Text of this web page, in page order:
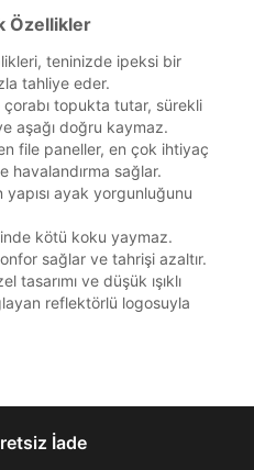
UNDER
Bankası
4
3
Özellikler
teninizde ipeksi bir
tahliye eder.
çorabı topukta tutar, sürekli
aşağı doğru kaymaz.
file paneller, en çok ihtiyaç
havalandırma sağlar.
ayak yorgunluğunu
kötü koku yaymaz.
sağlar ve tahrişi azaltır.
tasarımı ve düşük ışıklı
reflektörlü logosuyla
Bul
mail adresinize
İade
ediyorum:
Metni,Hüküm ve Koşullar
verilerimin Doğuş
Ticaret A.Ş.
gönderilmesi amacıyla
Perakende Satış Giyim ve
işlem verilerimin alınan
numaranızı doğrulayın.
numaranızı doğrulayın.